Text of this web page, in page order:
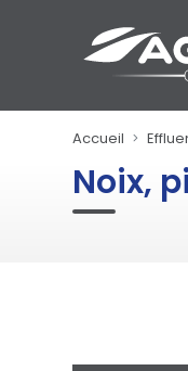
Accueil
Noix,